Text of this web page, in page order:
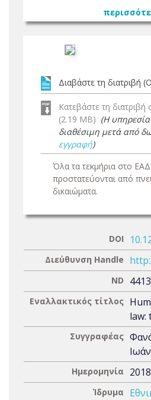
Διαβάστε τη διατριβή
Κατεβάστε τη
(2.19 MB) (Η υπηρεσία
διαθέσιμη μετά από
εγγραφή)
Όλα τα τεκμήρια στο
προστατεύονται από
δικαιώματα.
DOI
Διεύθυνση Handle
ND
Εναλλακτικός τίτλος
law:
Συγγραφέας
Ημερομηνία 2018
Ίδρυμα